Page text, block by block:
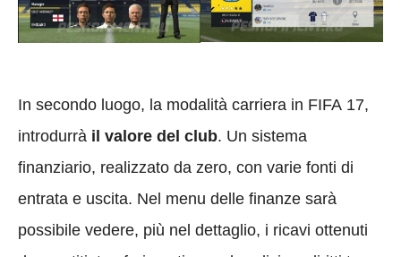
In secondo luogo, la modalità carriera in FIFA 17,
introdurrà il valore del club. Un sistema
finanziario, realizzato da zero, con varie fonti di
entrata e uscita. Nel menu delle finanze sarà
possibile vedere, più nel dettaglio, i ricavi ottenuti